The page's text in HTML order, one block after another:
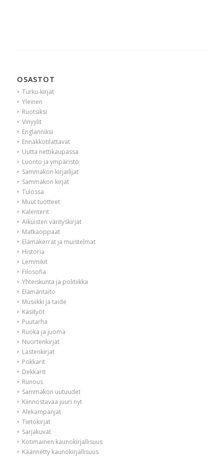
OSASTOT
Turku-kirjat
Yleinen
Ruotsiksi
Vinyylit
Englanniksi
Ennakkotilattavat
Uutta nettikaupassa
Luonto ja ympäristö
Sammakon kirjailijat
Sammakon kirjat
Tulossa
Muut tuotteet
Kalenterit
Aikuisten värityskirjat
Matkaoppaat
Elämäkerrat ja muistelmat
Historia
Lemmikit
Filosofia
Yhteiskunta ja politiikka
Elämäntaito
Musiikki ja taide
Käsityöt
Puutarha
Ruoka ja juoma
Nuortenkirjat
Lastenkirjat
Pokkarit
Dekkarit
Runous
Sammakon uutuudet
Kiinnostavaa juuri nyt
Alekampanjat
Tietokirjat
Sarjakuvat
Kotimainen kaunokirjallisuus
Käännetty kaunokirjallisuus